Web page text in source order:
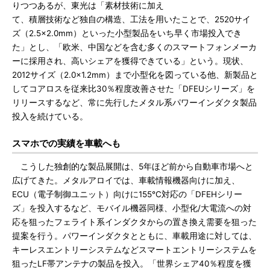
りつつあるが、東光は「素材技術に加え
て、積層技術など独自の構造、工法を用いたことで、2520サイ
ズ（2.5×2.0mm）といった小型製品をいち早く市場投入でき
た」とし、「欧米、中国などを含む多くのスマートフォンメーカ
ーに採用され、高いシェアを獲得できている」という。現状、
2012サイズ（2.0×1.2mm）まで小型化を図っている他、新製品と
してコアロスを従来比30％程度改善させた「DFEUシリーズ」を
リリースするなど、常に先行したメタル系パワーインダクタ製品
投入を続けている。
スマホでの実績を車載へも
こうした独創的な製品展開は、5年ほど前から自動車市場へと
広げてきた。メタルアロイでは、車載情報機器向けに加え、
ECU（電子制御ユニット）向けに155℃対応の「DFEHシリー
ズ」を投入するなど、モバイル機器同様、小型化/大電流への対
応を狙ったフェライト系インダクタからの置き換え需要を狙った
提案を行う。パワーインダクタとともに、車載用途に対しては、
キーレスエントリーシステムなどスマートエントリーシステムを
狙ったLF帯アンテナの製品を投入。「世界シェア40％程度を獲